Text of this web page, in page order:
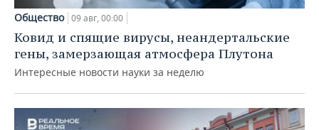
Общество 09 авг, 00:00
Ковид и спящие вирусы, неандертальские
гены, замерзающая атмосфера Плутона
Интересные новости науки за неделю